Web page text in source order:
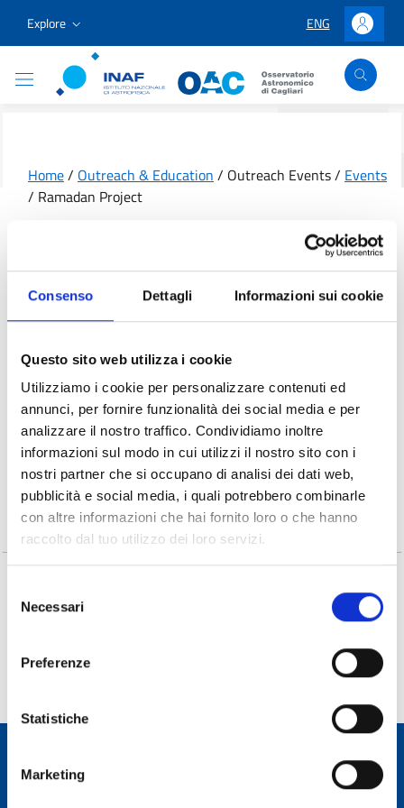
Consenso Dettagli Informazioni sui cookie
Questo sito web utilizza i cookie
Utilizziamo i cookie per personalizzare contenuti ed
annunci, per fornire funzionalità dei social media e per
analizzare il nostro traffico. Condividiamo inoltre
informazioni sul modo in cui utilizzi il nostro sito con i
nostri partner che si occupano di analisi dei dati web,
pubblicità e social media, i quali potrebbero combinarle
con altre informazioni che hai fornito loro o che hanno
raccolto dal tuo utilizzo dei loro servizi.
delNecessari
Preferenze
Statistiche
Marketing
Go to content
Go to the navigation menu
Go to the footer
Explore LINGUA
ENG Accedi
Osservatorio Astronomico Cagliari
Home/ Outreach & Education / Outreach Events/ Events
/ Ramadan Project
AstroNews
Festival and Public
Events
Gerrei Astrofest
Light in Astronomy
Ramadan Project
Events: Ramadan
Project
There is no content
Osservatorio Astronomico Cagliari